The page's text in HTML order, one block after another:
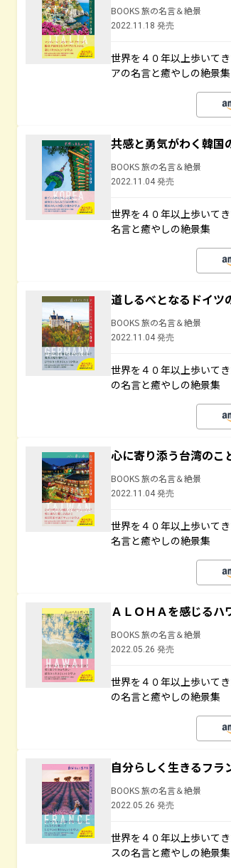
BOOKS 旅の名言＆絶景
2022.11.18 発売
世界を４０年以上歩いて
アの名言と癒やしの絶景集
共感と勇気がわく韓国
BOOKS 旅の名言＆絶景
2022.11.04 発売
世界を４０年以上歩いて
名言と癒やしの絶景集
道しるべとなるドイツ
BOOKS 旅の名言＆絶景
2022.11.04 発売
世界を４０年以上歩いて
の名言と癒やしの絶景集
心に寄り添う台湾のこ
BOOKS 旅の名言＆絶景
2022.11.04 発売
世界を４０年以上歩いて
名言と癒やしの絶景集
ＡＬＯＨＡを感じるハ
BOOKS 旅の名言＆絶景
2022.05.26 発売
世界を４０年以上歩いて
の名言と癒やしの絶景集
自分らしく生きるフラ
BOOKS 旅の名言＆絶景
2022.05.26 発売
世界を４０年以上歩いて
スの名言と癒やしの絶景集